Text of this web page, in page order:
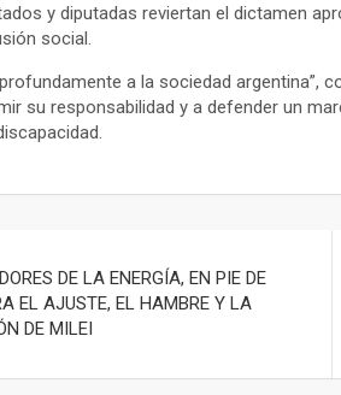
y diputadas reviertan el dictamen
social.
a la sociedad argentina”,
su responsabilidad y a defender un
DE LA ENERGÍA, EN PIE DE
EL AJUSTE, EL HAMBRE Y LA
DE MILEI